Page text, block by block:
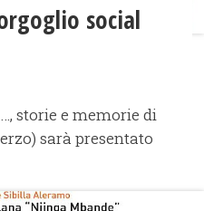
social
storie e memorie di
sarà presentato